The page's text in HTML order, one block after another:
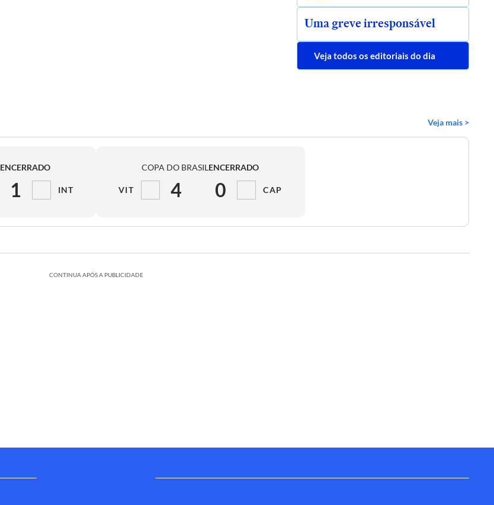
Uma greve irresponsável
Veja todos os editoriais do dia
Veja mais >
ENCERRADO
1 INT
COPA DO BRASILENCERRADO
VIT 4 0 CAP
CONTINUA APÓS A PUBLICIDADE